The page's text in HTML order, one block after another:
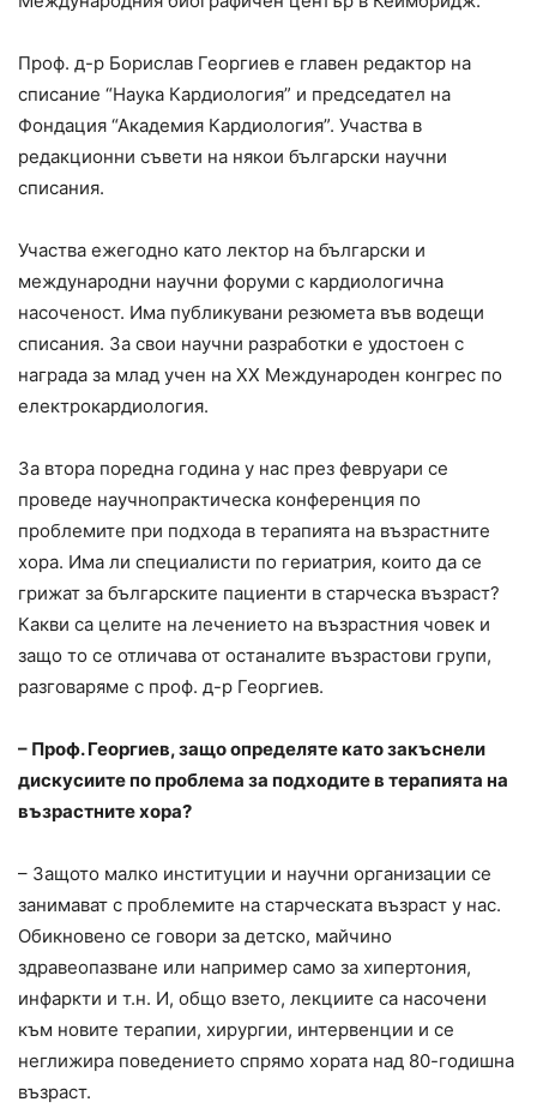
Проф. д-р Борислав Георгиев е главен редактор на
списание “Наука Кардиология” и председател на
Фондация “Академия Кардиология”. Участва в
редакционни съвети на някои български научни
списания.
Участва ежегодно като лектор на български и
международни научни форуми с кардиологична
насоченост. Има публикувани резюмета във водещи
списания. За свои научни разработки е удостоен с
награда за млад учен на XX Международен конгрес по
електрокардиология.
За втора поредна година у нас през февруари се
проведе научнопрактическа конференция по
проблемите при подхода в терапията на възрастните
хора. Има ли специалисти по гериатрия, които да се
грижат за българските пациенти в старческа възраст?
Какви са целите на лечението на възрастния човек и
защо то се отличава от останалите възрастови групи,
разговаряме с проф. д-р Георгиев.
– Проф. Георгиев, защо определяте като закъснели
дискусиите по проблема за подходите в терапията на
възрастните хора?
– Защото малко институции и научни организации се
занимават с проблемите на старческата възраст у нас.
Обикновено се говори за детско, майчино
здравеопазване или например само за хипертония,
инфаркти и т.н. И, общо взето, лекциите са насочени
към новите терапии, хирургии, интервенции и се
неглижира поведението спрямо хората над 80-годишна
възраст.